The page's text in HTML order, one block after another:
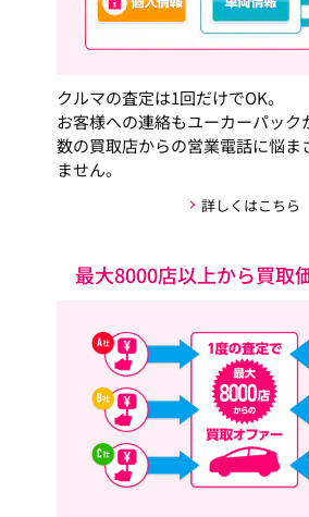
クルマの査定は1回だけでOK。
お客様への連絡もユーカーパック
数の買取店からの営業電話に悩ま
ません。
詳しくはこちら
最大8000店以上から買取